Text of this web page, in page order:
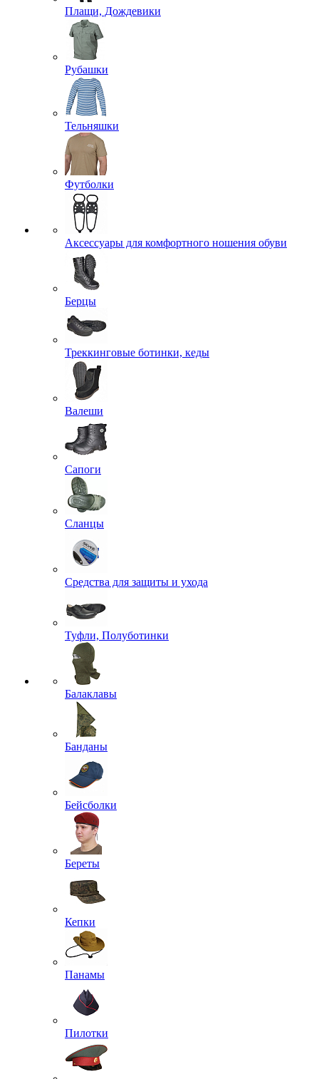
Плащи, Дождевики
Рубашки
Тельняшки
Футболки
Аксессуары для комфортного ношения обуви
Берцы
Треккинговые ботинки, кеды
Валеши
Сапоги
Сланцы
Средства для защиты и ухода
Туфли, Полуботинки
Балаклавы
Банданы
Бейсболки
Береты
Кепки
Панамы
Пилотки